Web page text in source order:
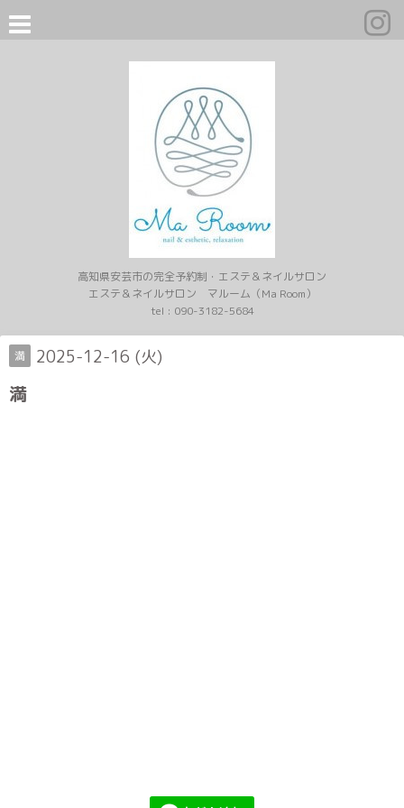
高知県安芸市の完全予約制・エステ＆ネイルサロン
エステ＆ネイルサロン マルーム（Ma Room）
tel : 090-3182-5684
満 2025-12-16 (火)
満